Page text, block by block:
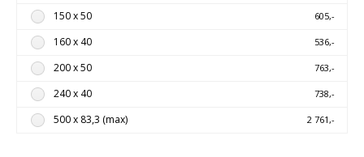
150 x 50 605,-
160 x 40 536,-
200 x 50 763,-
240 x 40 738,-
500 x 83,3 (max) 2 761,-